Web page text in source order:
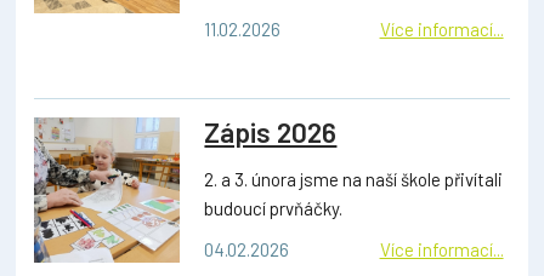
11.02.2026
Více informací...
Zápis 2026
2. a 3. února jsme na naší škole přivítali
budoucí prvňáčky.
04.02.2026
Více informací...